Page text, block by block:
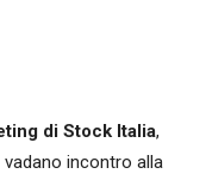
di Stock Italia,
incontro alla